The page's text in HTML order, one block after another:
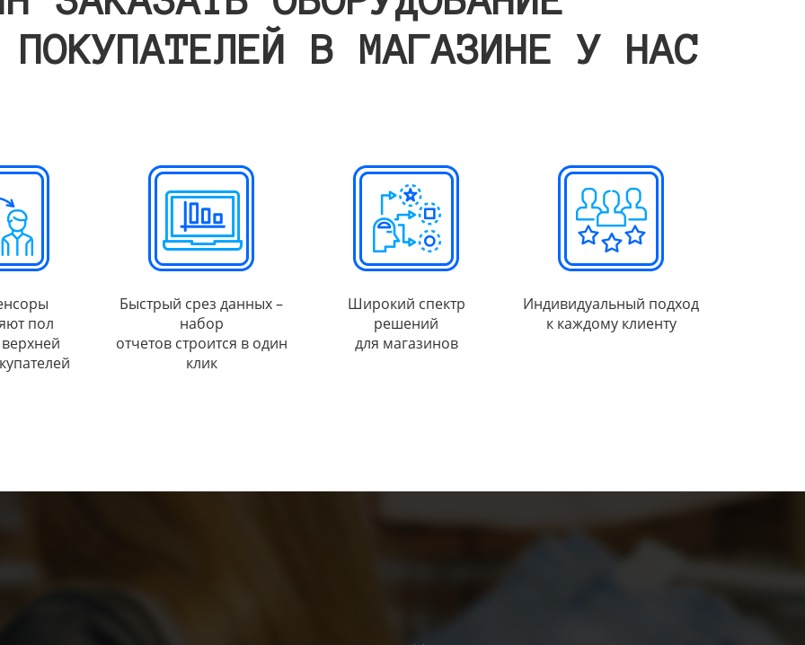
ПОКУПАТЕЛЕЙ В МАГАЗИНЕ У НАС
пол
Быстрый срез данных –
набор
отчетов строится в один
клик
Широкий спектр
решений
для магазинов
Индивидуальный подход
к каждому клиенту